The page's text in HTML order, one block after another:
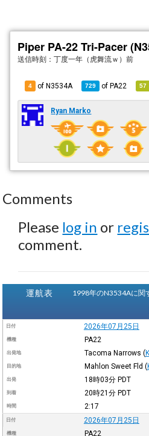
Piper PA-22 Tri-Pacer
送信時刻：丁度一年（虎舞流ｗ）前
4 of N3534A 729 ofPA22 57
Ryan Marko
Comments
Please log in or
comment.
運航表 1998年のN3534Aに関
日付 2026年07月25日
機種 PA22
出発地 Tacoma Narrows (
目的地 Mahlon Sweet Fld (
出発 18時03分 PDT
到着 20時21分 PDT
時間 2:17
日付 2026年07月25日
機種 PA22